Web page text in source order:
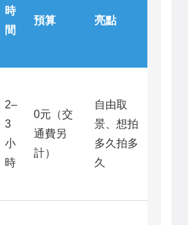
時
間
預算 亮點
2–
3
小
時
0元（交
通費另
計）
自由取
景、想拍
多久拍多
久